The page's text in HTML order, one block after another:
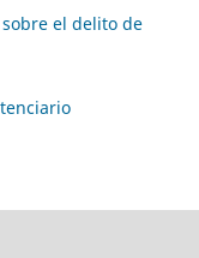
el delito de